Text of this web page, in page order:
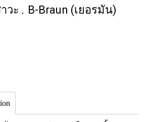
วะ , B-Braun (เยอรมัน)